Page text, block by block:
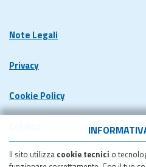
Il sito utilizza cookie tecnici o
Note Legali
Privacy
Cookie Policy
Dichiarazione di accessibilita'